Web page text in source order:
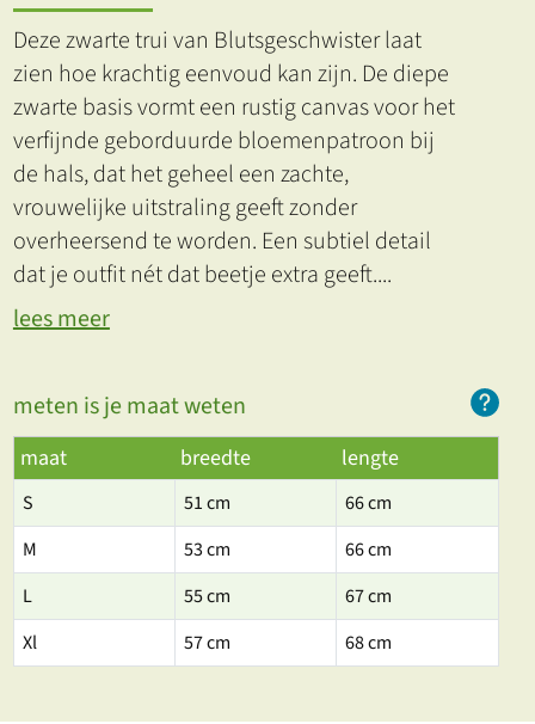
Deze zwarte trui van Blutsgeschwister laat
zien hoe krachtig eenvoud kan zijn. De diepe
zwarte basis vormt een rustig canvas voor het
verfijnde geborduurde bloemenpatroon bij
de hals, dat het geheel een zachte,
vrouwelijke uitstraling geeft zonder
overheersend te worden. Een subtiel detail
dat je outfit nét dat beetje extra geeft....
lees meer
meten is je maat weten
maat breedte lengte
S 51 cm
66 cm
M
53 cm
66 cm
L
55 cm
67 cm
Xl
57 cm 68 cm